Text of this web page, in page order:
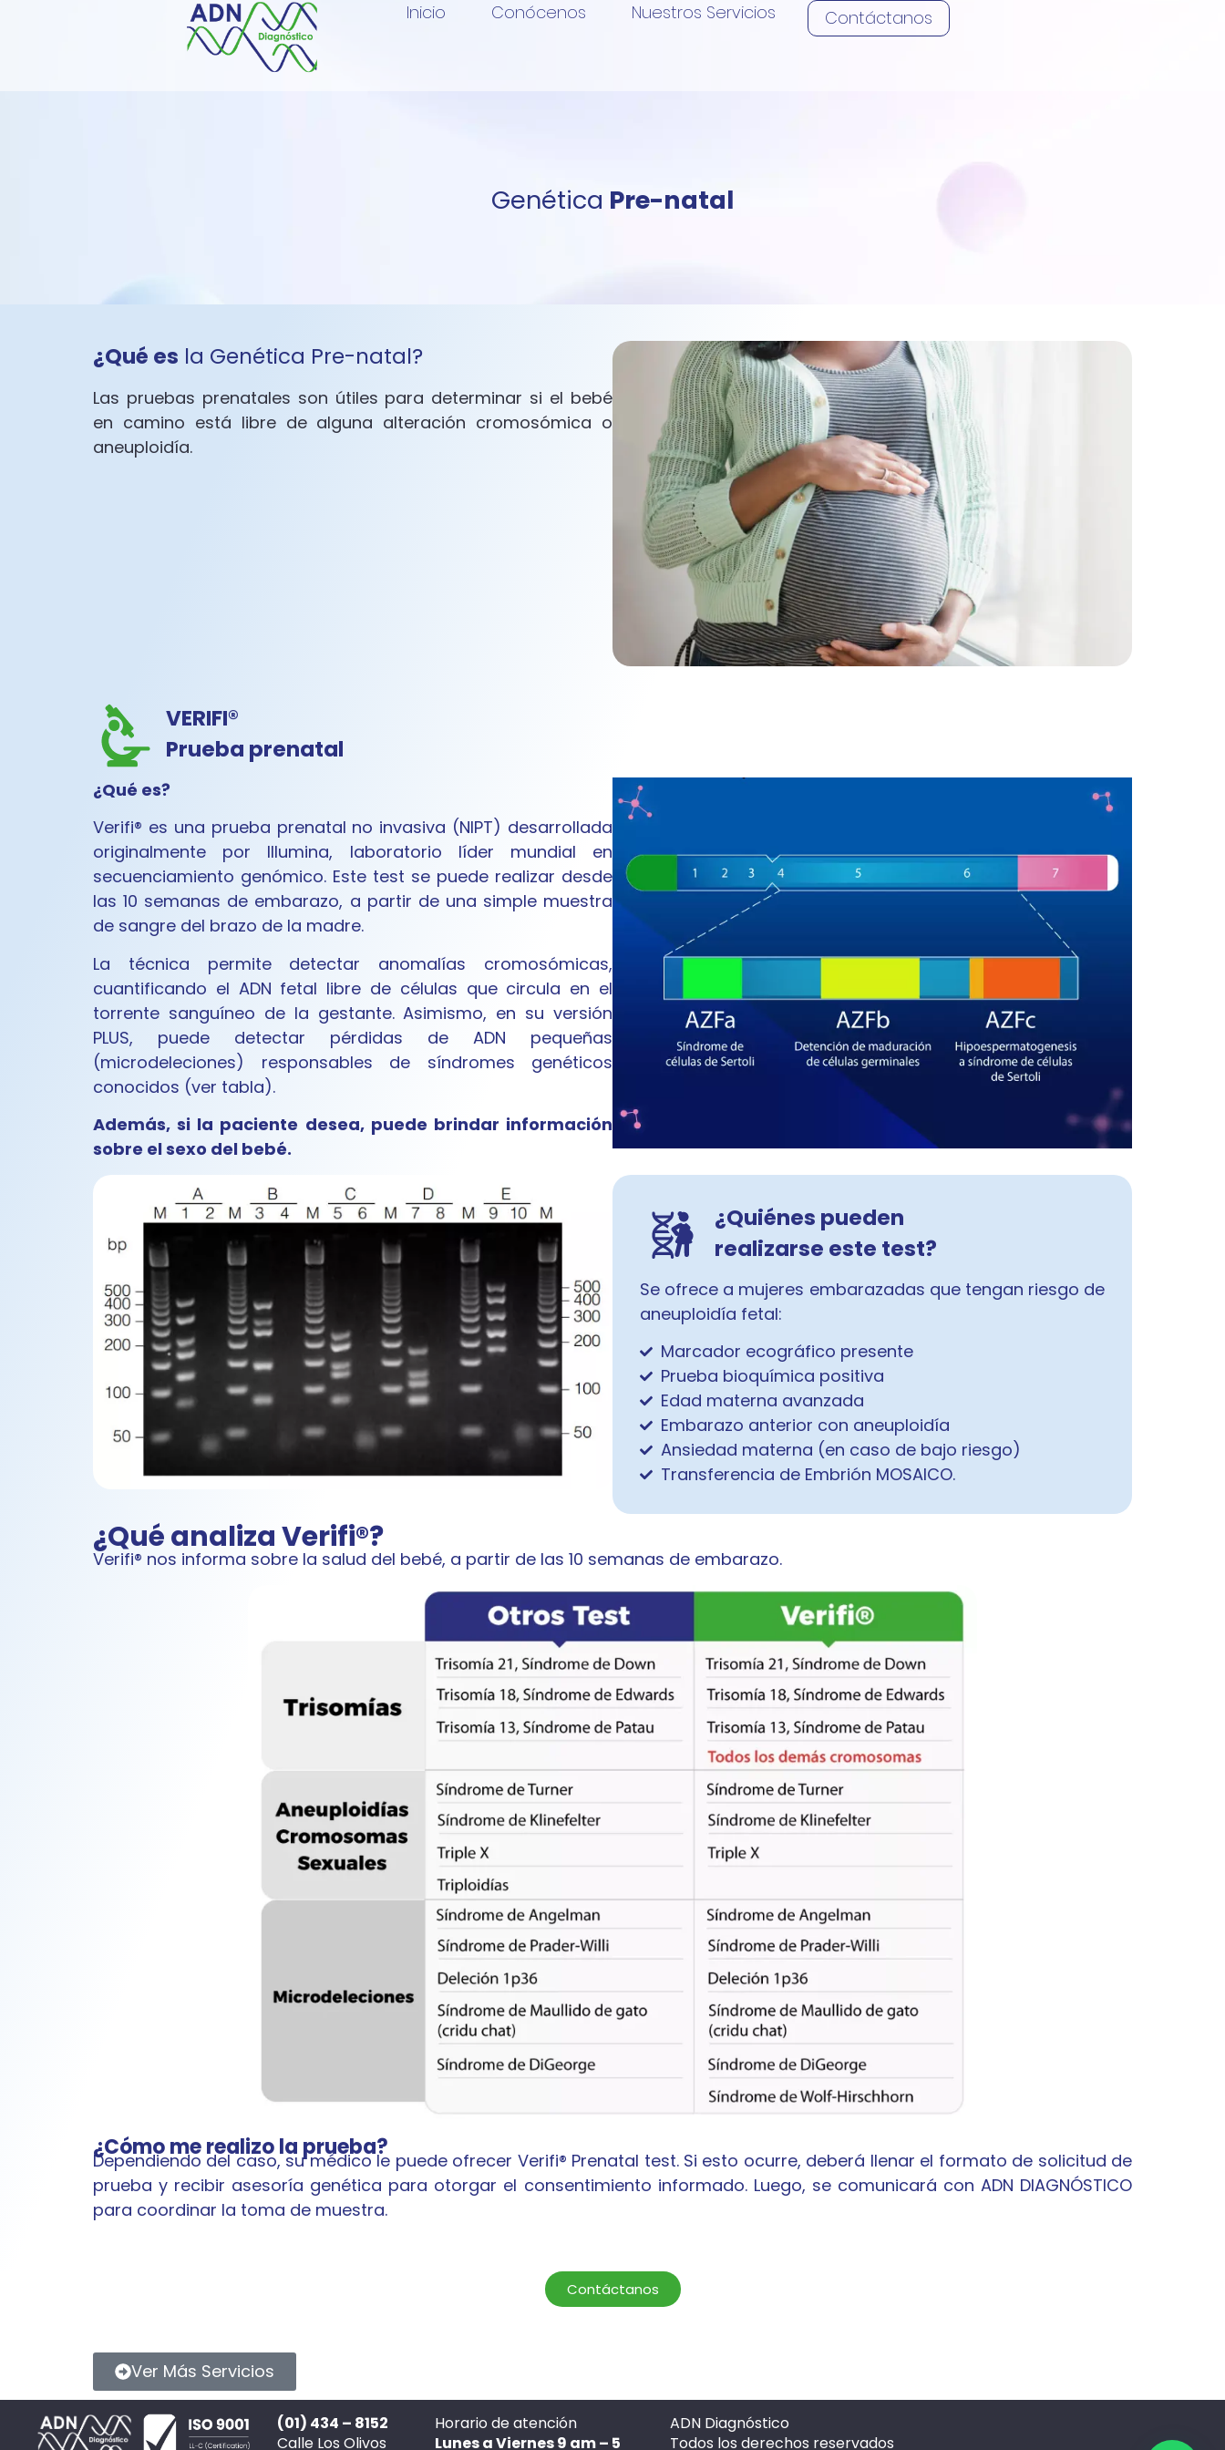
Inicio Conócenos Nuestros Servicios Contáctanos
Genética Pre-natal
¿Qué es la Genética Pre-natal?
Las pruebas prenatales son útiles para determinar si el bebé
en camino está libre de alguna alteración cromosómica o
aneuploidía.
VERIFI®
Prueba prenatal
¿Qué es?
Verifi® es una prueba prenatal no invasiva (NIPT) desarrollada
originalmente por Illumina, laboratorio líder mundial en
secuenciamiento genómico. Este test se puede realizar desde
las 10 semanas de embarazo, a partir de una simple muestra
de sangre del brazo de la madre.
La técnica permite detectar anomalías cromosómicas,
cuantificando el ADN fetal libre de células que circula en el
torrente sanguíneo de la gestante. Asimismo, en su versión
PLUS, puede detectar pérdidas de ADN pequeñas
(microdeleciones) responsables de síndromes genéticos
conocidos (ver tabla).
Además, si la paciente desea, puede brindar información
sobre el sexo del bebé.
¿Quiénes pueden
realizarse este test?
Se ofrece a mujeres embarazadas que tengan riesgo de
aneuploidía fetal:
Marcador ecográfico presente
Prueba bioquímica positiva
Edad materna avanzada
Embarazo anterior con aneuploidía
Ansiedad materna (en caso de bajo riesgo)
Transferencia de Embrión MOSAICO.
¿Qué analiza Verifi®?
Verifi® nos informa sobre la salud del bebé, a partir de las 10 semanas de embarazo.
¿Cómo me realizo la prueba?
Dependiendo del caso, su médico le puede ofrecer Verifi® Prenatal test. Si esto ocurre, deberá llenar el formato de solicitud de
prueba y recibir asesoría genética para otorgar el consentimiento informado. Luego, se comunicará con ADN DIAGNÓSTICO
para coordinar la toma de muestra.
Contáctanos
Ver Más Servicios
(01) 434 – 8152
Calle Los Olivos
Horario de atención
Lunes a Viernes 9 am – 5
ADN Diagnóstico
Todos los derechos reservados